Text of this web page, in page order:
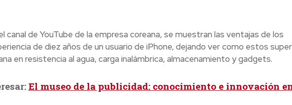
canal de YouTube de la empresa coreana, se muestran las ventajas de los
de diez años de un usuario de iPhone, dejando ver como estos
en resistencia al agua, carga inalámbrica, almacenamiento y gadgets.
El museo de la publicidad: conocimiento e innovación